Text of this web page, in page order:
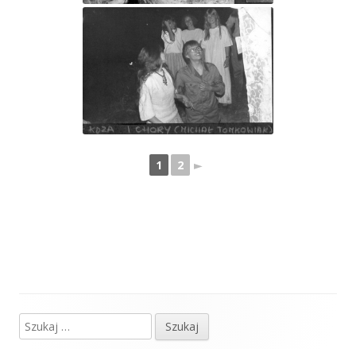
1 2 ►
Główny
Szukaj: